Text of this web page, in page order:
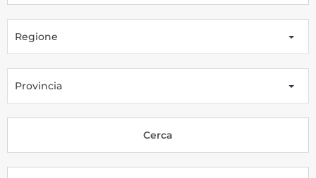
Olimpiadi
Atleti
Atleti Poomsae e Freestyle
Tesseramento
Regione
Provincia